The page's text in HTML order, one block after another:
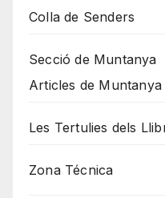
Colla de Senders
Secció de Muntanya
Articles de Muntanya
Les Tertulies dels
Zona Técnica